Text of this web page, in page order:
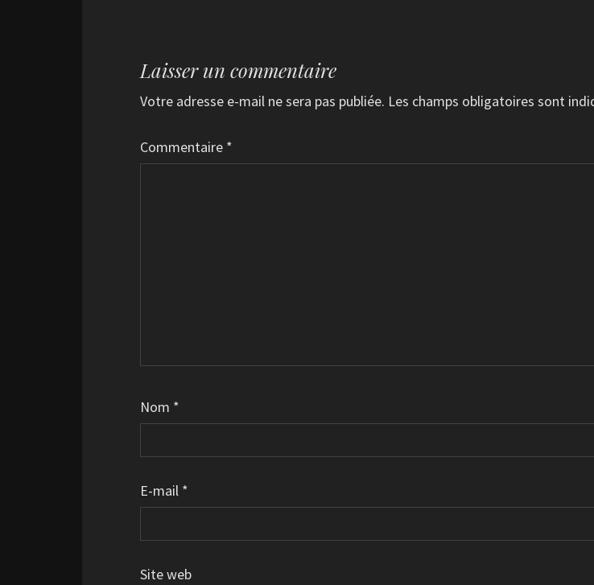
Laisser un commentaire
Votre adresse e-mail ne sera pas publiée. Les champs obligatoires sont
Commentaire *
Nom *
E-mail *
Site web